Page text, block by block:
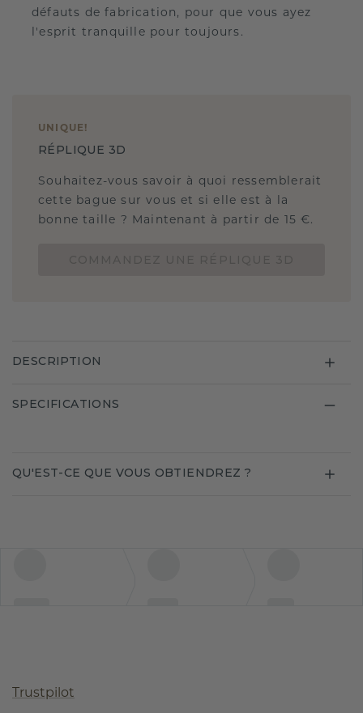
défauts de fabrication, pour que vous ayez
l'esprit tranquille pour toujours.
UNIQUE !
RÉPLIQUE 3D
Souhaitez-vous savoir à quoi ressemblerait
cette bague sur vous et si elle est à la
bonne taille ? Maintenant à partir de 15 €.
DESCRIPTION
SPECIFICATIONS
QU'EST-CE QUE VOUS OBTIENDREZ ?
Trustpilot